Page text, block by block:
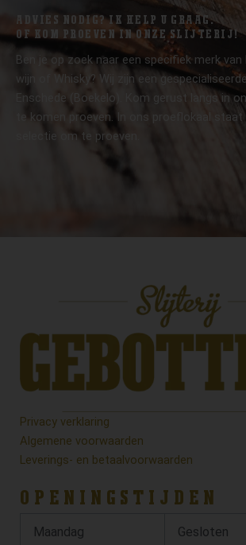
ADVIES NODIG? IK HELP U GRAAG.
OF KOM PROEVEN IN ONZE SLIJTERIJ!
Ben je op zoek naar een specifiek merk van
wijn of Whisky? Wij zijn een
Enschede (Boekelo). Kom gerust langs in
te komen proeven. In ons proeflokaal staat
selectie om te proeven.
Privacy verklaring
Algemene voorwaarden
Leverings- en betaalvoorwaarden
OPENINGSTIJDEN
Maandag Gesloten